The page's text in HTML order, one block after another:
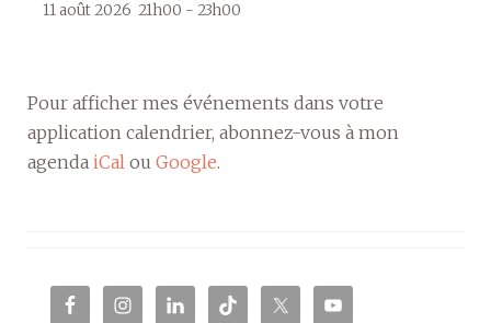
11 août 2026 21h00 - 23h00
Pour afficher mes événements dans votre
application calendrier, abonnez-vous à mon
agenda iCal ou Google.